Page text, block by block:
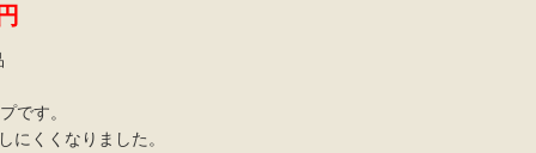
です。
にくくなりました。